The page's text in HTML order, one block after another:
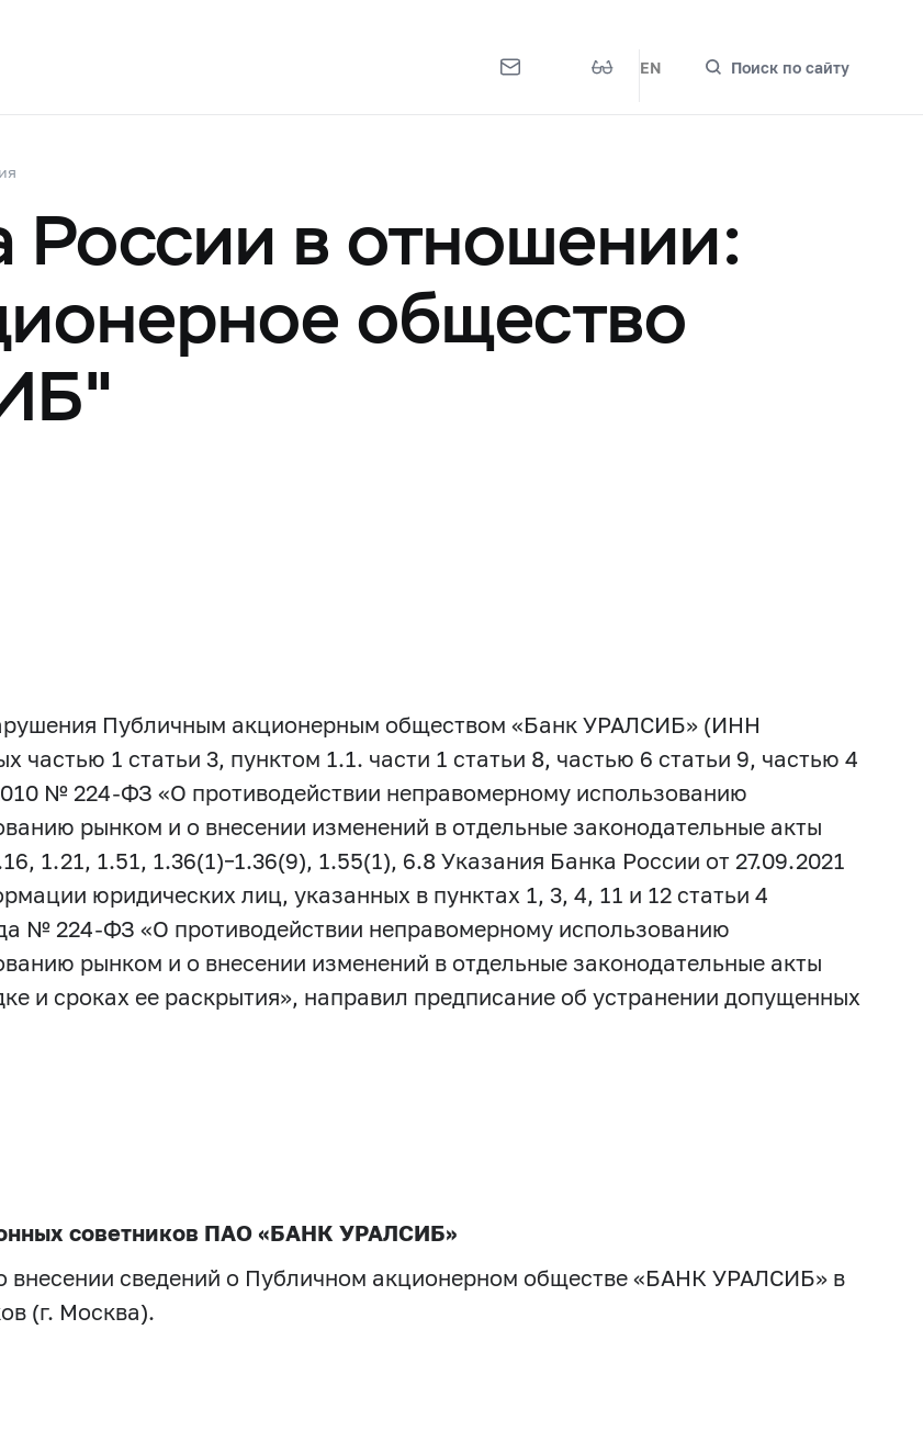
EN Поиск по сайту
России в отношении:
общество
Публичным акционерным обществом «Банк УРАЛСИБ» (ИНН
частью 1 статьи 3, пунктом 1.1. части 1 статьи 8, частью 6 статьи 9, частью 4
№ 224-ФЗ «О противодействии неправомерному использованию
рынком и о внесении изменений в отдельные законодательные акты
1.21, 1.51, 1.36(1)–1.36(9), 1.55(1), 6.8 Указания Банка России от 27.09.2021
юридических лиц, указанных в пунктах 1, 3, 4, 11 и 12 статьи 4
№ 224-ФЗ «О противодействии неправомерному использованию
рынком и о внесении изменений в отдельные законодательные акты
и сроках ее раскрытия», направил предписание об устранении допущенных
советников ПАО «БАНК УРАЛСИБ»
внесении сведений о Публичном акционерном обществе «БАНК УРАЛСИБ» в
(г. Москва).